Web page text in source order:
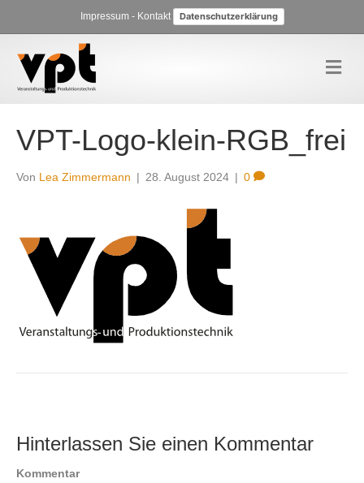
Impressum- Kontakt Datenschutzerklärung
N
a
g
VPT-Logo-klein-RGB_frei
Von Lea Zimmermann | 28. August 2024 | 0
Hinterlassen Sie einen Kommentar
Kommentar